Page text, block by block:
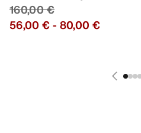
160,00 €
56,00 €- 80,00 €